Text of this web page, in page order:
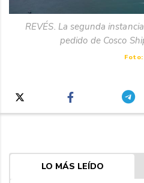
REVÉS. La segunda
pedido de Cosco
LO MÁS LEÍDO